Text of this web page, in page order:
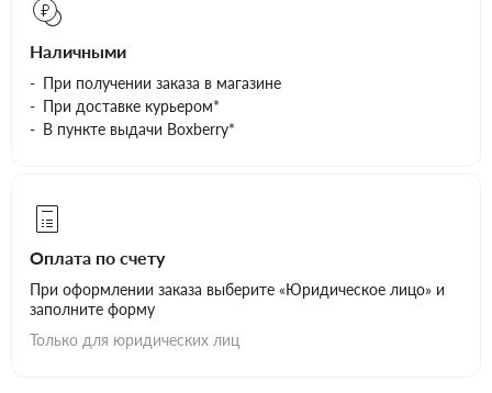
Наличными
При получении заказа в магазине
При доставке курьером*
В пункте выдачи Boxberry*
Оплата по счету
При оформлении заказа выберите «Юридическое лицо» и
заполните форму
Только для юридических лиц